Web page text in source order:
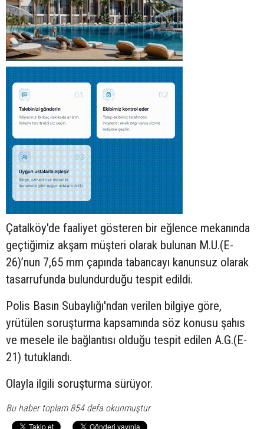
Çatalköy'de faaliyet gösteren bir eğlence mekanında
geçtiğimiz akşam müşteri olarak bulunan M.U.(E-
26)’nun 7,65 mm çapında tabancayı kanunsuz olarak
tasarrufunda bulundurduğu tespit edildi.
Polis Basın Subaylığı'ndan verilen bilgiye göre,
yrütülen soruşturma kapsamında söz konusu şahıs
ve mesele ile bağlantısı olduğu tespit edilen A.G.(E-
21) tutuklandı.
Olayla ilgili soruşturma sürüyor.
Bu haber toplam 854 defa okunmuştur